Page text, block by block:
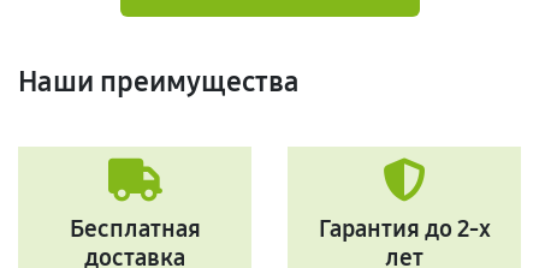
Наши преимущества
Бесплатная
доставка
Гарантия до 2-х
лет